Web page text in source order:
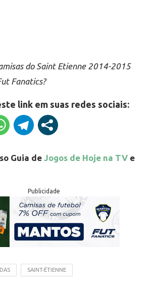
do Saint Etienne 2014-2015
Fanatics?
link em suas redes sociais:
Guia de Jogos de Hoje na TV e
Publicidade
SAINT-ÉTIENNE